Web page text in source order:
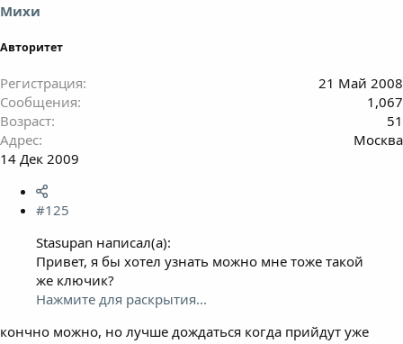
Михи
Авторитет
Регистрация
21 Май 2008
Сообщения
1,067
Возраст
51
Адрес
Москва
14 Дек 2009
#125
Stasupan написал(а):
Привет, я бы хотел узнать можно мне тоже такой
же ключик?
Нажмите для раскрытия...
кончно можно, но лучше дождаться когда прийдут уже